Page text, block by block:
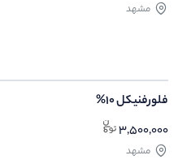
مشهد
فلورفنیکل 10%
3,500,000
مشهد